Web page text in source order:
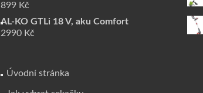
899 Kč
AL-KO GTLi 18 V, aku Comfort
2990 Kč
Úvodní stránka